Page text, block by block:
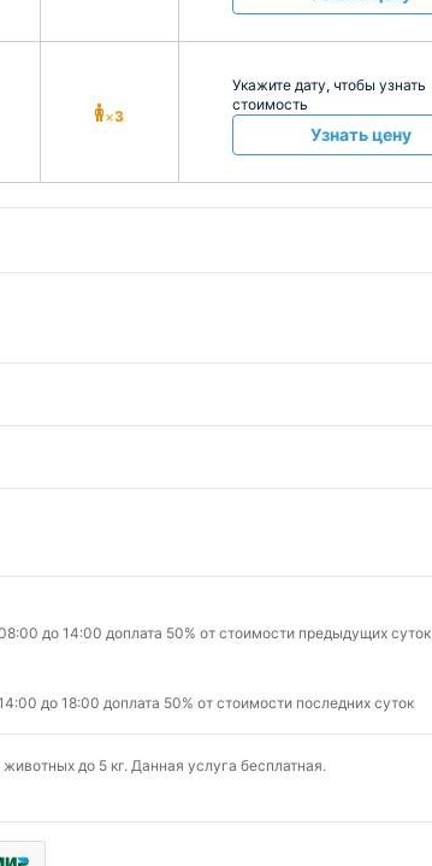
×3
Укажите дату, чтобы узнать
стоимость
Узнать цену
до 14:00 доплата 50% от стоимости предыдущих суток
до 18:00 доплата 50% от стоимости последних суток
до 5 кг. Данная услуга бесплатная.